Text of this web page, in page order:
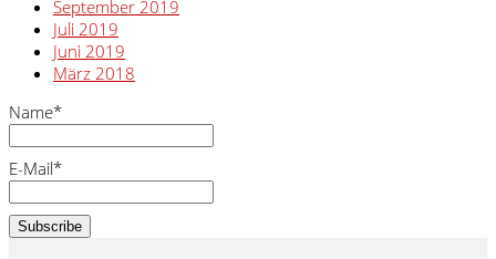
September 2019
Juli 2019
Juni 2019
März 2018
Name*
E-Mail*